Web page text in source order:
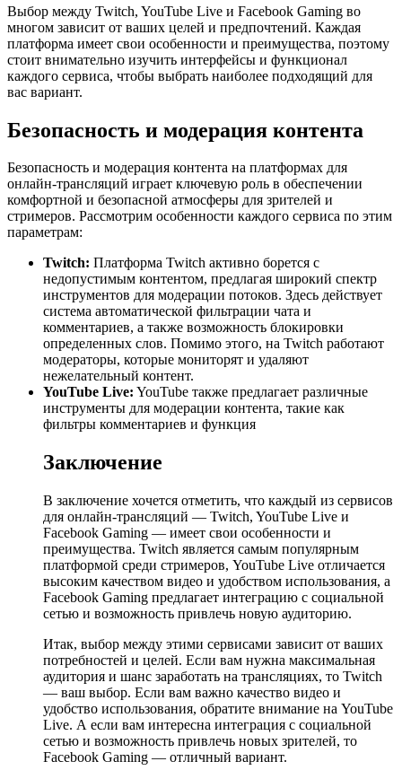
Выбор между Twitch, YouTube Live и Facebook Gaming во
многом зависит от ваших целей и предпочтений. Каждая
платформа имеет свои особенности и преимущества, поэтому
стоит внимательно изучить интерфейсы и функционал
каждого сервиса, чтобы выбрать наиболее подходящий для
вас вариант.
Безопасность и модерация контента
Безопасность и модерация контента на платформах для
онлайн-трансляций играет ключевую роль в обеспечении
комфортной и безопасной атмосферы для зрителей и
стримеров. Рассмотрим особенности каждого сервиса по этим
параметрам:
Twitch: Платформа Twitch активно борется с
недопустимым контентом, предлагая широкий спектр
инструментов для модерации потоков. Здесь действует
система автоматической фильтрации чата и
комментариев, а также возможность блокировки
определенных слов. Помимо этого, на Twitch работают
модераторы, которые мониторят и удаляют
нежелательный контент.
YouTube Live: YouTube также предлагает различные
инструменты для модерации контента, такие как
фильтры комментариев и функция
Заключение
В заключение хочется отметить, что каждый из сервисов
для онлайн-трансляций — Twitch, YouTube Live и
Facebook Gaming — имеет свои особенности и
преимущества. Twitch является самым популярным
платформой среди стримеров, YouTube Live отличается
высоким качеством видео и удобством использования, а
Facebook Gaming предлагает интеграцию с социальной
сетью и возможность привлечь новую аудиторию.
Итак, выбор между этими сервисами зависит от ваших
потребностей и целей. Если вам нужна максимальная
аудитория и шанс заработать на трансляциях, то Twitch
— ваш выбор. Если вам важно качество видео и
удобство использования, обратите внимание на YouTube
Live. А если вам интересна интеграция с социальной
сетью и возможность привлечь новых зрителей, то
Facebook Gaming — отличный вариант.